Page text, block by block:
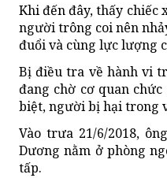
Khi đến đây, thấy chiếc
người trông coi nên
đuổi và cùng lực lượng
Bị điều tra về hành vi
đang chờ cơ quan
biệt, người bị hại trong
Vào trưa 21/6/2018,
Dương nằm ở phòng
tấp.